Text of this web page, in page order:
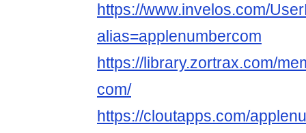
https://www.invelos.com/
alias=applenumbercom
https://library.zortrax.com/
com/
https://cloutapps.com/